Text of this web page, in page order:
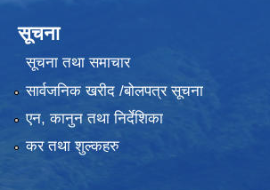
सूचना
सूचना तथा समाचार
सार्वजनिक खरीद /बोलपत्र सूचना
एन, कानुन तथा निर्देशिका
कर तथा शुल्कहरु